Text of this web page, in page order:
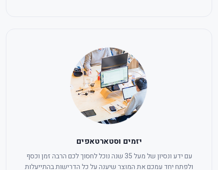
יזמים וסטארטאפים
עם ידע ונסיון של מעל 35 שנה נוכל לחסוך לכם הרבה זמן וכסף
ולפתח יחד עמכם את המוצר שיענה על כל הדרישות בהתייעלות